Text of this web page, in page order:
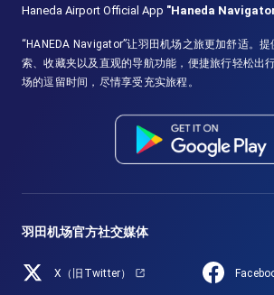
Haneda Airport Official App "Haneda
“HANEDA Navigator”让羽田机场之旅更加舒适。
索、收藏夹以及直观的导航功能，便捷旅行轻松出
场的逗留时间，尽情享受充实旅程。
羽田机场官方社交媒体
X（旧Twitter）